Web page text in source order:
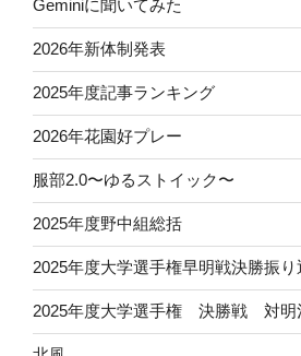
Geminiに聞いてみた
2026年新体制発表
2025年度記事ランキング
2026年花園好プレー
服部2.0〜ゆるストイック〜
2025年度野中組総括
2025年度大学選手権早明戦決勝振り
2025年度大学選手権 決勝戦 対明